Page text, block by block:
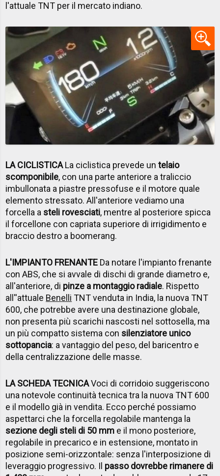
l'attuale TNT per il mercato indiano.
LA CICLISTICALa ciclistica prevede untelaio
scomponibile, con una parte anteriore a traliccio
imbullonata a piastre pressofuse e il motore quale
elemento stressato. All'anteriore vediamo una
forcella a steli rovesciati, mentre al posteriore spicca
il forcellone con capriata superiore di irrigidimento e
braccio destro a boomerang.
L'IMPIANTO FRENANTE Da notare l'impianto frenante
con ABS, che si avvale di dischi di grande diametro e,
all'anteriore, di pinze a montaggio radiale. Rispetto
all''attuale Benelli TNT venduta in India, la nuova TNT
600, che potrebbe avere una destinazione globale,
non presenta più scarichi nascosti nel sottosella, ma
un più compatto sistema con silenziatore unico
sottopancia: a vantaggio del peso, del baricentro e
della centralizzazione delle masse.
LA SCHEDA TECNICAVoci di corridoio suggeriscono
una notevole continuità tecnica tra la nuova TNT 600
e il modello già in vendita. Ecco perché possiamo
aspettarci che la forcella regolabile mantenga la
sezione degli steli di 50 mm e il mono posteriore,
regolabile in precarico e in estensione, montato in
posizione semi-orizzontale: senza l'interposizione di
leveraggio progressivo. Il passo dovrebbe rimanere di